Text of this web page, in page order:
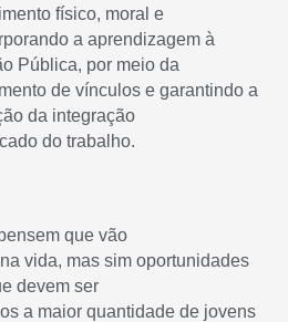
físico, moral e
a aprendizagem à
Pública, por meio da
de vínculos e garantindo a
da integração
do trabalho.
que vão
vida, mas sim oportunidades
devem ser
a maior quantidade de jovens